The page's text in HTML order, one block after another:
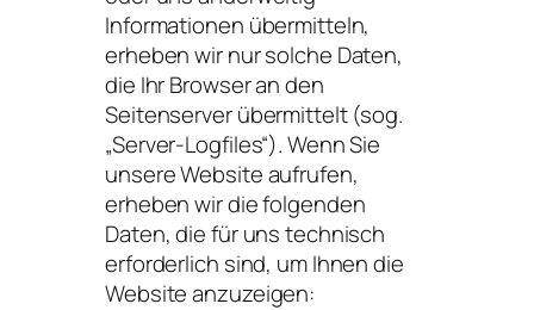
Informationen übermitteln,
erheben wir nur solche Daten,
die Ihr Browser an den
Seitenserver übermittelt (sog.
„Server-Logfiles“). Wenn Sie
unsere Website aufrufen,
erheben wir die folgenden
Daten, die für uns technisch
erforderlich sind, um Ihnen die
Website anzuzeigen: